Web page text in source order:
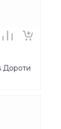
Дороти